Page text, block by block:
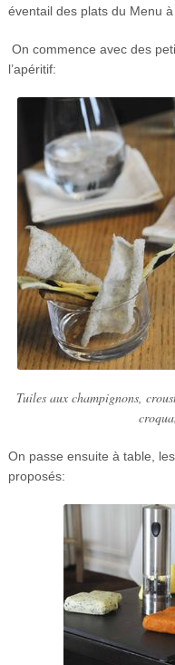
éventail des plats du Menu à
On commence avec des
l’apéritif:
Tuiles aux champignons,
On passe ensuite à table,
proposés: